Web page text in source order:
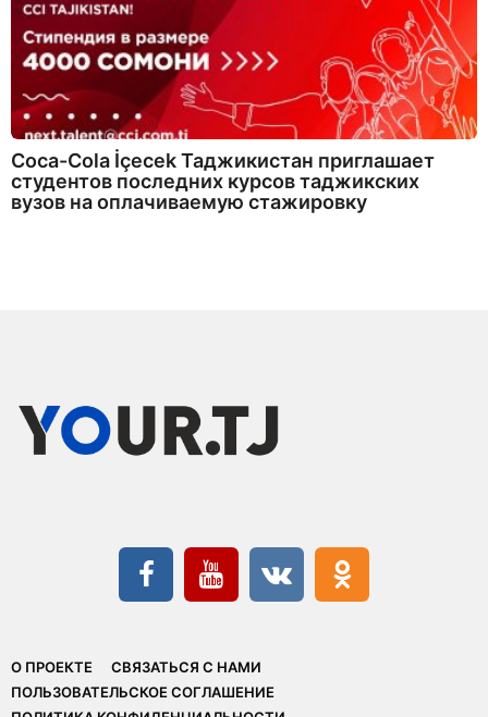
Coca-Cola İçecek Таджикистан приглашает
студентов последних курсов таджикских
вузов на оплачиваемую стажировку
О ПРОЕКТЕ
СВЯЗАТЬСЯ С НАМИ
ПОЛЬЗОВАТЕЛЬСКОЕ СОГЛАШЕНИЕ